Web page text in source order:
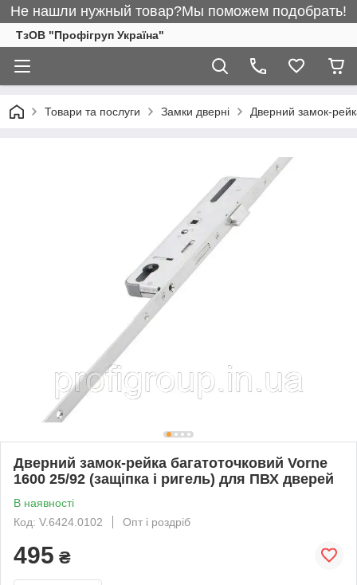
Не нашли нужный товар?Мы поможем подобрать!
ТзОВ "Профігруп Україна"
Товари та послуги Замки дверні Дверний замок-
Дверний замок-рейка багатоточковий Vorne
1600 25/92 (защіпка і ригель) для ПВХ дверей
В наявності
Код: V.6424.0102
Опт і роздріб
495 ₴